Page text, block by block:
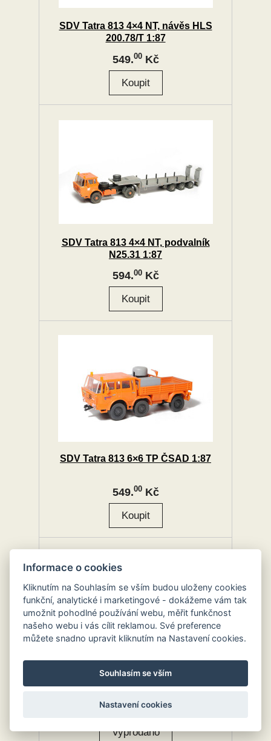
SDV Tatra 813 4×4 NT, návěs HLS
200.78/T 1:87
549.00Kč
SDV Tatra 813 4×4 NT, podvalník
N25.31 1:87
594.00Kč
SDV Tatra 813 6×6 TP ČSAD 1:87
549.00Kč
SDV Tatra 813 6×6 TP DP 1:87
395.00Kč
Informace o cookies
Kliknutím na Souhlasím se vším budou uloženy cookies
funkční, analytické i marketingové - dokážeme vám tak
umožnit pohodlné používání webu, měřit funkčnost
našeho webu i vás cílit reklamou. Své preference
můžete snadno upravit kliknutím na Nastavení cookies.
Souhlasím se vším
Nastavení cookies